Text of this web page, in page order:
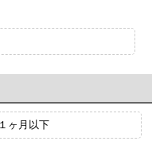
１ヶ月以下